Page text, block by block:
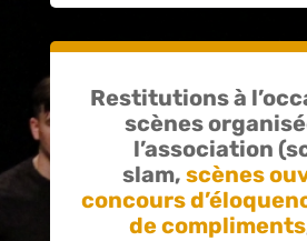
Restitutions à
scènes
l’association
slam, scènes
concours
de compliments